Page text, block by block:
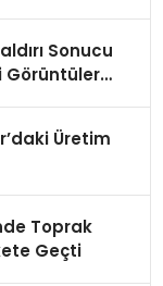
Sonucu
Görüntüler
Üretim
Toprak
Geçti